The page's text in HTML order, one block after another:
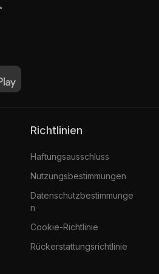
Richtlinien
Haftungsausschluss
Nutzungsbestimmungen
Datenschutzbestimmunge
n
Cookie-Richtlinie
Rückerstattungsrichtlinie